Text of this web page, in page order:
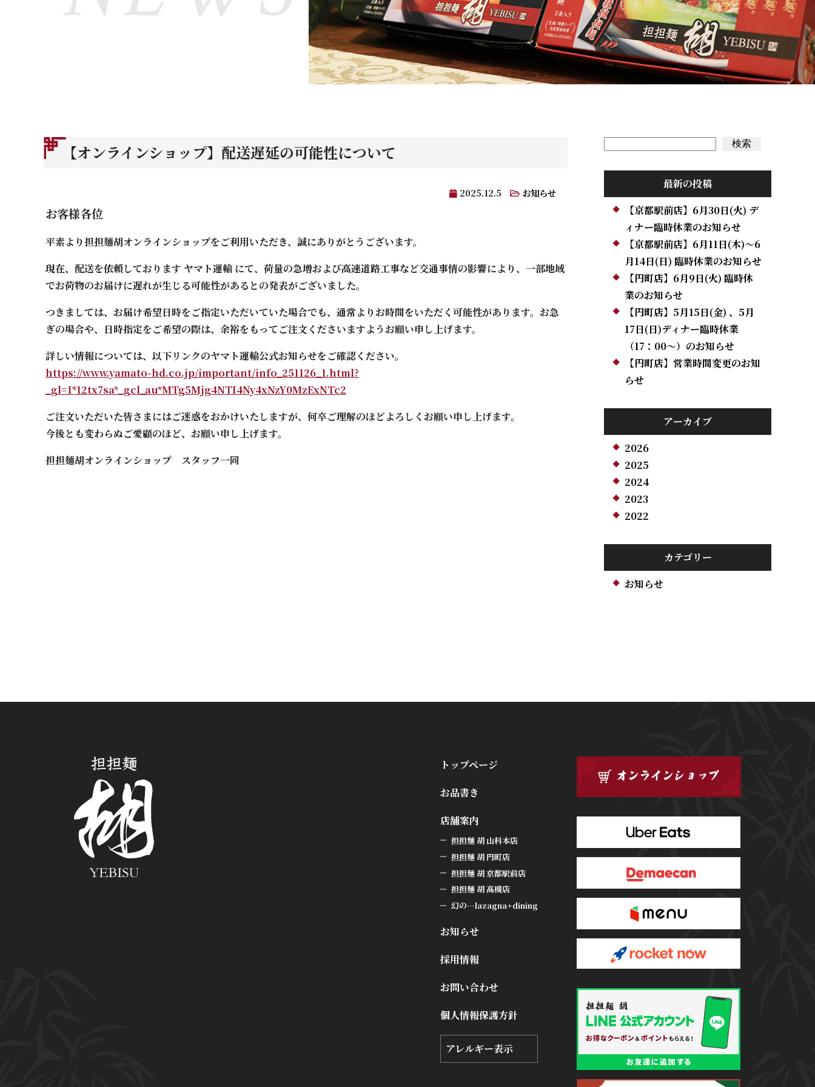
【オンラインショップ】配送遅延の可能性について
2025.12.5 お知らせ
お客様各位
平素より担担麺胡オンラインショップをご利用いただき、誠にありがとうございます。
現在、配送を依頼しております ヤマト運輸 にて、荷量の急増および高速道路工事など交通事情の影響により、一部地域
でお荷物のお届けに遅れが生じる可能性があるとの発表がございました。
つきましては、お届け希望日時をご指定いただいていた場合でも、通常よりお時間をいただく可能性があります。お急
ぎの場合や、日時指定をご希望の際は、余裕をもってご注文くださいますようお願い申し上げます。
詳しい情報については、以下リンクのヤマト運輸公式お知らせをご確認ください。
https://www.yamato-hd.co.jp/important/info_251126_1.html?
_gl=1*12tx7sa*_gcl_au*MTg5Mjg4NTI4Ny4xNzY0MzExNTc2
ご注文いただいた皆さまにはご迷惑をおかけいたしますが、何卒ご理解のほどよろしくお願い申し上げます。
今後とも変わらぬご愛顧のほど、お願い申し上げます。
担担麺胡オンラインショップ スタッフ一同
検索
最新の投稿
【京都駅前店】6月30日(火) デ
ィナー臨時休業のお知らせ
【京都駅前店】6月11日(木)～6
月14日(日) 臨時休業のお知らせ
【円町店】6月9日(火) 臨時休
業のお知らせ
【円町店】5月15日(金) 、5月
17日(日)ディナー臨時休業
（17：00～）のお知らせ
【円町店】営業時間変更のお知
らせ
アーカイブ
2026
2025
2024
2023
2022
カテゴリー
お知らせ
トップページ
お品書き
店舗案内
担担麺 胡 山科本店
担担麺 胡 円町店
担担麺 胡 京都駅前店
担担麺 胡 高槻店
幻の…lazagna+dining
お知らせ
採用情報
お問い合わせ
個人情報保護方針
アレルギー表示
オンラインショップ